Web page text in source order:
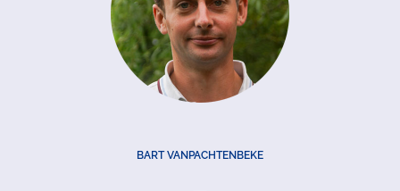
BART VANPACHTENBEKE